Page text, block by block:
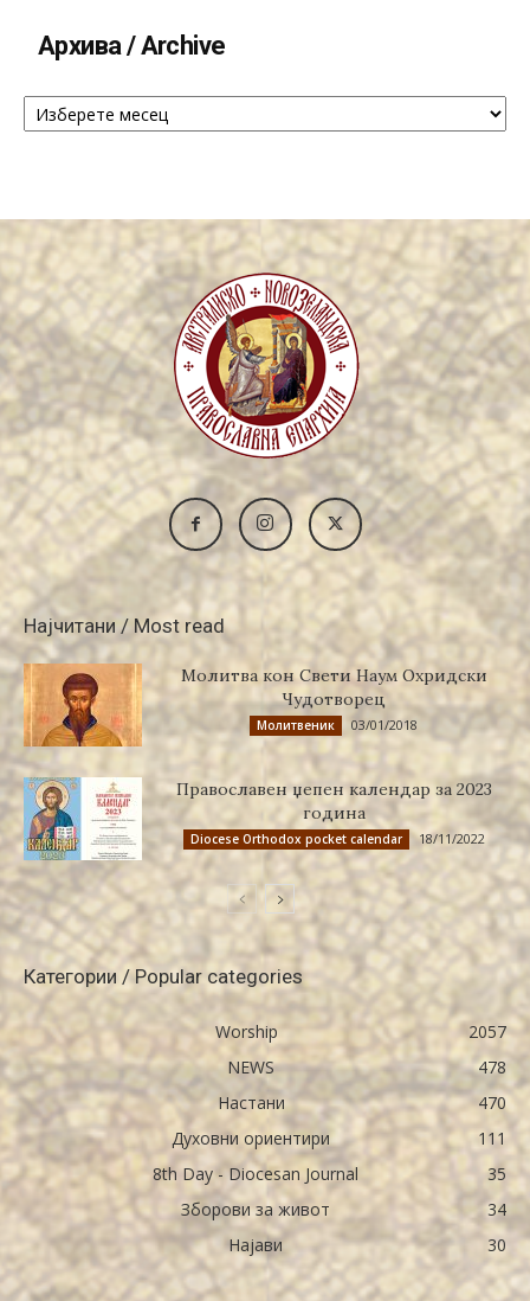
Архива / Archive
Архива
Најчитани / Most read
Молитва кон Свети Наум Охридски
Чудотворец
Молитвеник 03/01/2018
Православен џепен календар за 2023
година
Diocese Orthodox pocket calendar 18/11/2022
Категории / Popular categories
Worship
2057
NEWS
478
Настани
470
Духовни ориентири
111
8th Day - Diocesan Journal
35
Зборови за живот
34
Најави
30